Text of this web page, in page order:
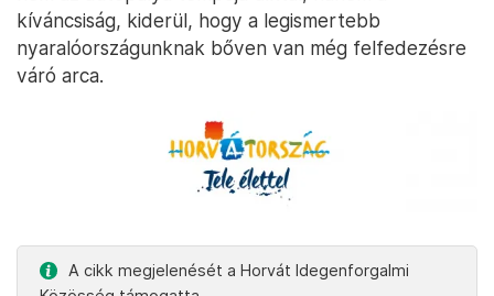
strandokon marad, így a folyó menti túrák tényleg
sokkal csendesebbek, mint a part menti programok.
Érdemes tehát néha félretenni a jól ismert nyaralási
útvonalakat. Horvátország nemcsak a strandokról
és a kikötőkről szól, hanem a folyók menti
kastélyokról, a csendes borospincékről és azokról a
vendéglátóhelyekről is, ahol szívesen